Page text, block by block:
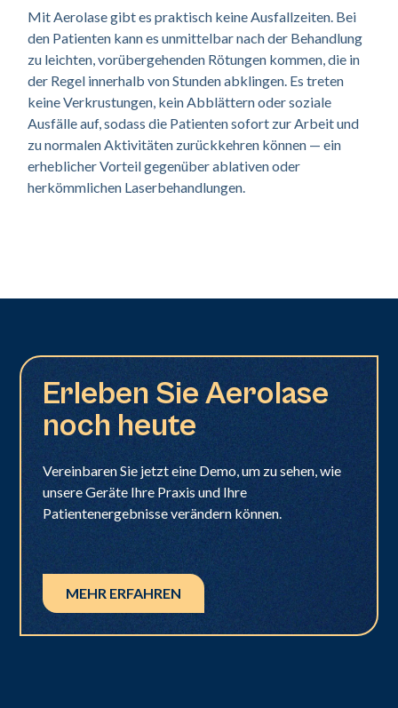
Mit Aerolase gibt es praktisch keine Ausfallzeiten. Bei
den Patienten kann es unmittelbar nach der Behandlung
zu leichten, vorübergehenden Rötungen kommen, die in
der Regel innerhalb von Stunden abklingen. Es treten
keine Verkrustungen, kein Abblättern oder soziale
Ausfälle auf, sodass die Patienten sofort zur Arbeit und
zu normalen Aktivitäten zurückkehren können — ein
erheblicher Vorteil gegenüber ablativen oder
herkömmlichen Laserbehandlungen.
Erleben Sie Aerolase
noch heute
Vereinbaren Sie jetzt eine Demo, um zu sehen, wie
unsere Geräte Ihre Praxis und Ihre
Patientenergebnisse verändern können.
MEHR ERFAHREN